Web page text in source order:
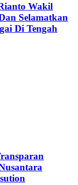
Wakil
Selamatkan
Di Tengah